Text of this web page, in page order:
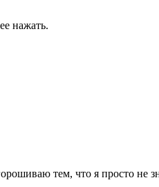
нажать.
тем, что я просто не